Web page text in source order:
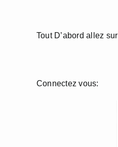
Tout D’abord allez sur
Connectez vous: